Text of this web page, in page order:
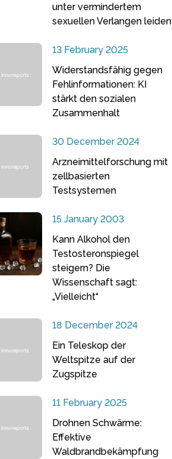
unter vermindertem
sexuellen Verlangen leiden
13 February 2025
Widerstandsfähig gegen
Fehlinformationen: KI
stärkt den sozialen
Zusammenhalt
30 December 2024
Arzneimittelforschung mit
zellbasierten
Testsystemen
15 January 2003
Kann Alkohol den
Testosteronspiegel
steigern? Die
Wissenschaft sagt:
„Vielleicht“
18 December 2024
Ein Teleskop der
Weltspitze auf der
Zugspitze
11 February 2025
Drohnen Schwärme:
Effektive
Waldbrandbekämpfung